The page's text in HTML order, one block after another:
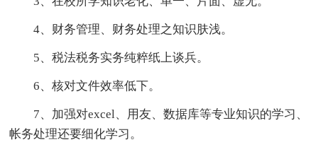
4、财务管理、财务处理之知识肤浅。
5、税法税务实务纯粹纸上谈兵。
6、核对文件效率低下。
7、加强对excel、用友、数据库等专业知识的学习、
帐务处理还要细化学习。